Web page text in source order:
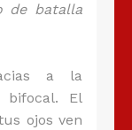
de batalla
a la
bifocal. El
ojos ven